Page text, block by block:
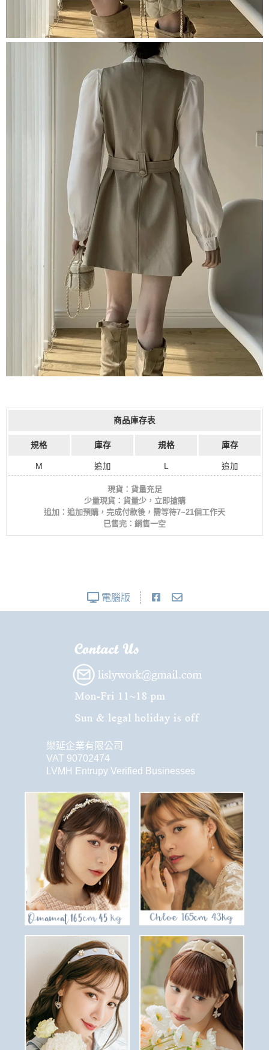
商品庫存表
規格 庫存 規格 庫存
M 追加 L 追加
現貨：貨量充足
少量現貨：貨量少，立即搶購
追加：追加預購，完成付款後，需等待7~21個工作天
已售完：銷售一空
電腦版
樂延企業有限公司
VAT 90702474
LVMH Entrupy Verified Businesses